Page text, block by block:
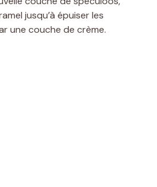
jusqu’à épuiser les
une couche de crème.